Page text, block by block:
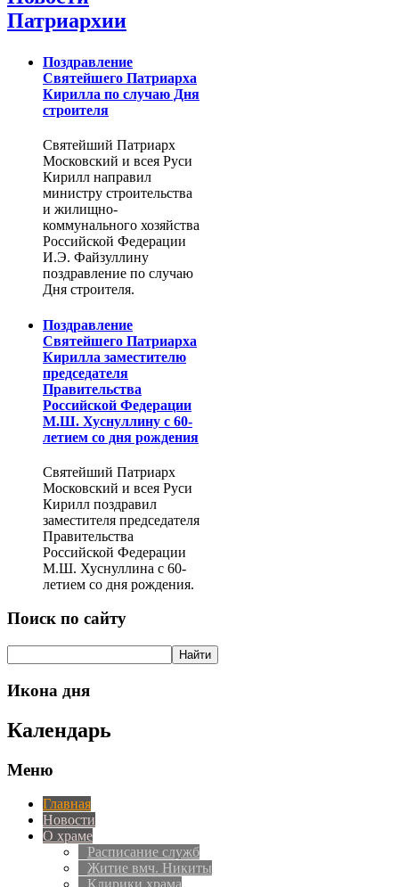
Патриархии
Поздравление
Святейшего Патриарха
Кирилла по случаю Дня
строителя
Святейший Патриарх
Московский и всея Руси
Кирилл направил
министру строительства
и жилищно-
коммунального хозяйства
Российской Федерации
И.Э. Файзуллину
поздравление по случаю
Дня строителя.
Поздравление
Святейшего Патриарха
Кирилла заместителю
председателя
Правительства
Российской Федерации
М.Ш. Хуснуллину с 60-
летием со дня рождения
Святейший Патриарх
Московский и всея Руси
Кирилл поздравил
заместителя председателя
Правительства
Российской Федерации
М.Ш. Хуснуллина с 60-
летием со дня рождения.
Поиск по сайту
Икона дня
Календарь
Меню
Главная
Новости
О храме
Расписание служб
Житие вмч. Никиты